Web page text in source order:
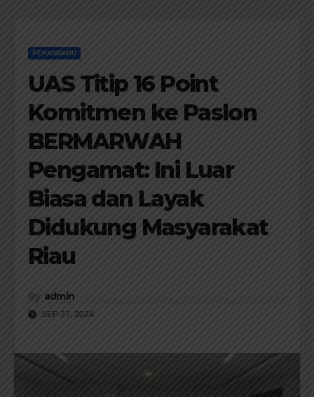
PEKANBARU
UAS Titip 16 Point
Komitmen ke Paslon
BERMARWAH
Pengamat: Ini Luar
Biasa dan Layak
Didukung Masyarakat
Riau
By admin
SEP 27, 2024